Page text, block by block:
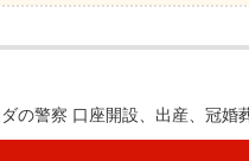
の警察 口座開設、出産、冠婚